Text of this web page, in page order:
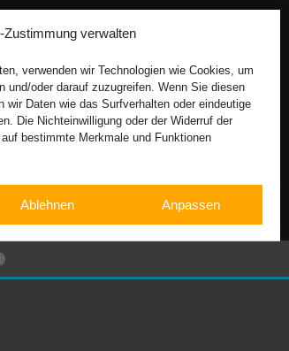
Zustimmung verwalten
verwenden wir Technologien wie Cookies, um
und/oder darauf zuzugreifen. Wenn Sie diesen
wir Daten wie das Surfverhalten oder eindeutige
Die Nichteinwilligung oder der Widerruf der
bestimmte Merkmale und Funktionen
Ablehnen Anpassen